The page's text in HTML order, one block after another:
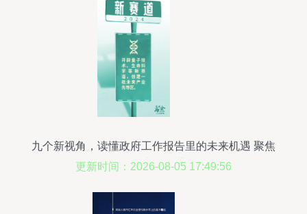
九个新视角，读懂政府工作报告里的未来机遇 聚焦
网络文化经营
更新时间：2026-08-05 17:49:56